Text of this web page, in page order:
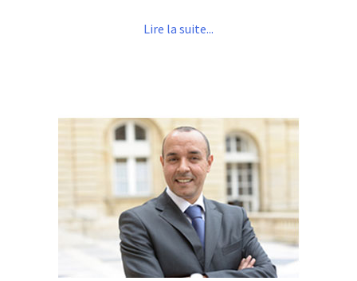
Lire la suite...